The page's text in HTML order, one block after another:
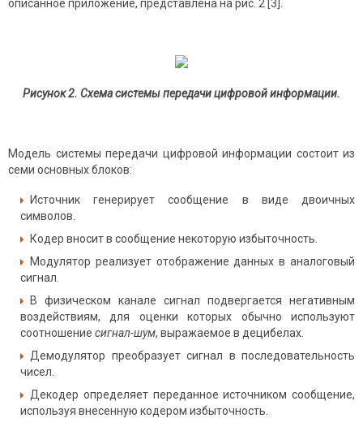
описанное приложение, представлена на рис. 2 [3].
Рисунок 2. Схема системы передачи цифровой информации.
Модель системы передачи цифровой информации состоит из
семи основных блоков:
Источник генерирует сообщение в виде двоичных
символов.
Кодер вносит в сообщение некоторую избыточность.
Модулятор реализует отображение данных в аналоговый
сигнал.
В физическом канале сигнал подвергается негативным
воздействиям, для оценки которых обычно используют
соотношение сигнал-шум, выражаемое в децибелах.
Демодулятор преобразует сигнал в последовательность
чисел.
Декодер определяет переданное источником сообщение,
используя внесенную кодером избыточность.